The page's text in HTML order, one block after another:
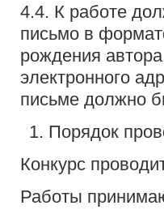
4.4. К работе
письмо в
рождения
электронного
письме должно
Порядок
Конкурс
Работы